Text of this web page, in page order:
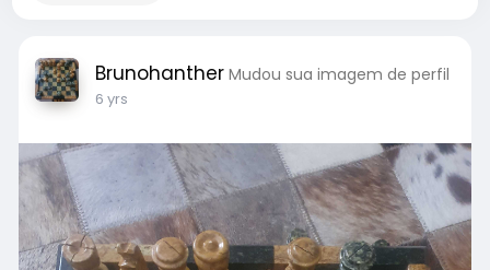
Brunohanther Mudou sua imagem de perfil
6 yrs